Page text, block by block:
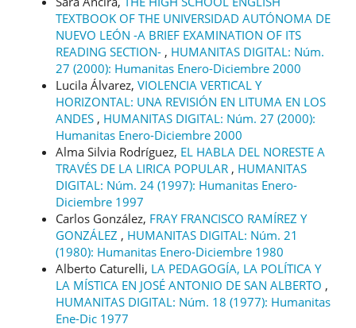
TEXTBOOK OF THE UNIVERSIDAD AUTÓNOMA DE
NUEVO LEÓN -A BRIEF EXAMINATION OF ITS
READING SECTION- , HUMANITAS DIGITAL: Núm.
27 (2000): Humanitas Enero-Diciembre 2000
Lucila Álvarez, VIOLENCIA VERTICAL Y
HORIZONTAL: UNA REVISIÓN EN LITUMA EN LOS
ANDES , HUMANITAS DIGITAL: Núm. 27 (2000):
Humanitas Enero-Diciembre 2000
Alma Silvia Rodríguez, EL HABLA DEL NORESTE A
TRAVÉS DE LA LIRICA POPULAR , HUMANITAS
DIGITAL: Núm. 24 (1997): Humanitas Enero-
Diciembre 1997
Carlos González, FRAY FRANCISCO RAMÍREZ Y
GONZÁLEZ , HUMANITAS DIGITAL: Núm. 21
(1980): Humanitas Enero-Diciembre 1980
Alberto Caturelli, LA PEDAGOGÍA, LA POLÍTICA Y
LA MÍSTICA EN JOSÉ ANTONIO DE SAN ALBERTO ,
HUMANITAS DIGITAL: Núm. 18 (1977): Humanitas
Ene-Dic 1977